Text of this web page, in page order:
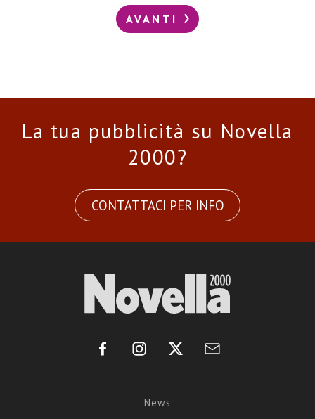
AVANTI
La tua pubblicità su Novella
2000?
CONTATTACI PER INFO
News